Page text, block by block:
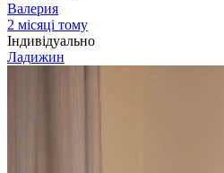
Валерия
2 місяці тому
Індивідуально
Ладижин